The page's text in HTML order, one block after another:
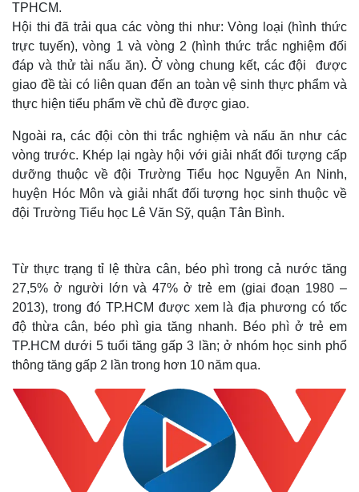
TPHCM.
Hội thi đã trải qua các vòng thi như: Vòng loại (hình thức
trực tuyến), vòng 1 và vòng 2 (hình thức trắc nghiệm đối
đáp và thử tài nấu ăn). Ở vòng chung kết, các đội được
giao đề tài có liên quan đến an toàn vệ sinh thực phẩm và
thực hiện tiểu phẩm về chủ đề được giao.
Ngoài ra, các đội còn thi trắc nghiệm và nấu ăn như các
vòng trước. Khép lại ngày hội với giải nhất đối tượng cấp
dưỡng thuộc về đội Trường Tiểu học Nguyễn An Ninh,
huyện Hóc Môn và giải nhất đối tượng học sinh thuộc về
đội Trường Tiểu học Lê Văn Sỹ, quận Tân Bình.
Từ thực trạng tỉ lệ thừa cân, béo phì trong cả nước tăng
27,5% ở người lớn và 47% ở trẻ em (giai đoạn 1980 –
2013), trong đó TP.HCM được xem là địa phương có tốc
độ thừa cân, béo phì gia tăng nhanh. Béo phì ở trẻ em
TP.HCM dưới 5 tuổi tăng gấp 3 lần; ở nhóm học sinh phổ
thông tăng gấp 2 lần trong hơn 10 năm qua.